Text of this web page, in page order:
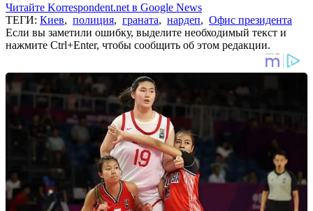
Читайте Korrespondent.net в Google News
ТЕГИ: Киев, полиция, граната, нардеп, Офис президента
Если вы заметили ошибку, выделите необходимый текст и
нажмите Ctrl+Enter, чтобы сообщить об этом редакции.